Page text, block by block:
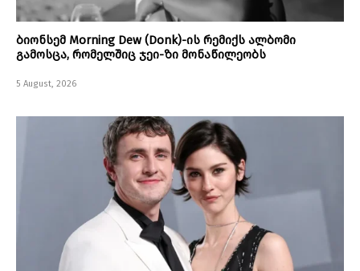
ბიონსემ Morning Dew (Donk)-ის რემიქს ალბომი
გამოსცა, რომელშიც ჯეი-ზი მონაწილეობს
5 August, 2026